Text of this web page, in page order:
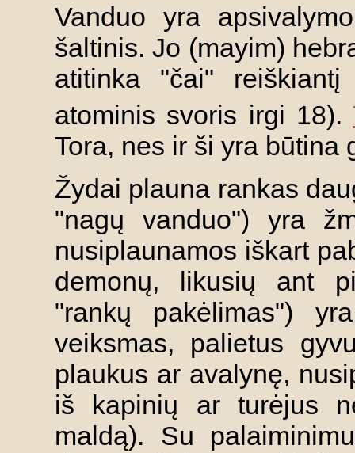
Vanduo yra
šaltinis. Jo (mayim)
atitinka "čai"
atominis svoris irgi 18).
Tora, nes ir ši yra būtina
Žydai plauna rankas
"nagų vanduo") yra
nusiplaunamos iškart
demonų, likusių ant
"rankų pakėlimas")
veiksmas, palietus
plaukus ar avalynę,
iš kapinių ar turėjus
maldą). Su